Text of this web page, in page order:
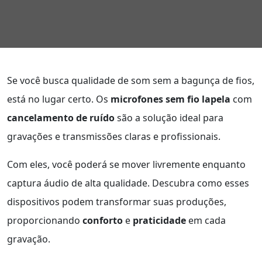
Se você busca qualidade de som sem a bagunça de fios,
está no lugar certo. Os microfones sem fio lapela com
cancelamento de ruídosão a solução ideal para
gravações e transmissões claras e profissionais.
Com eles, você poderá se mover livremente enquanto
captura áudio de alta qualidade. Descubra como esses
dispositivos podem transformar suas produções,
proporcionando conforto e praticidade em cada
gravação.